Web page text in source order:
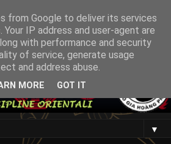
▼
from Google to deliver its services
IP address and user-agent are
with performance and security
of service, generate usage
and address abuse.
MORE GOT IT